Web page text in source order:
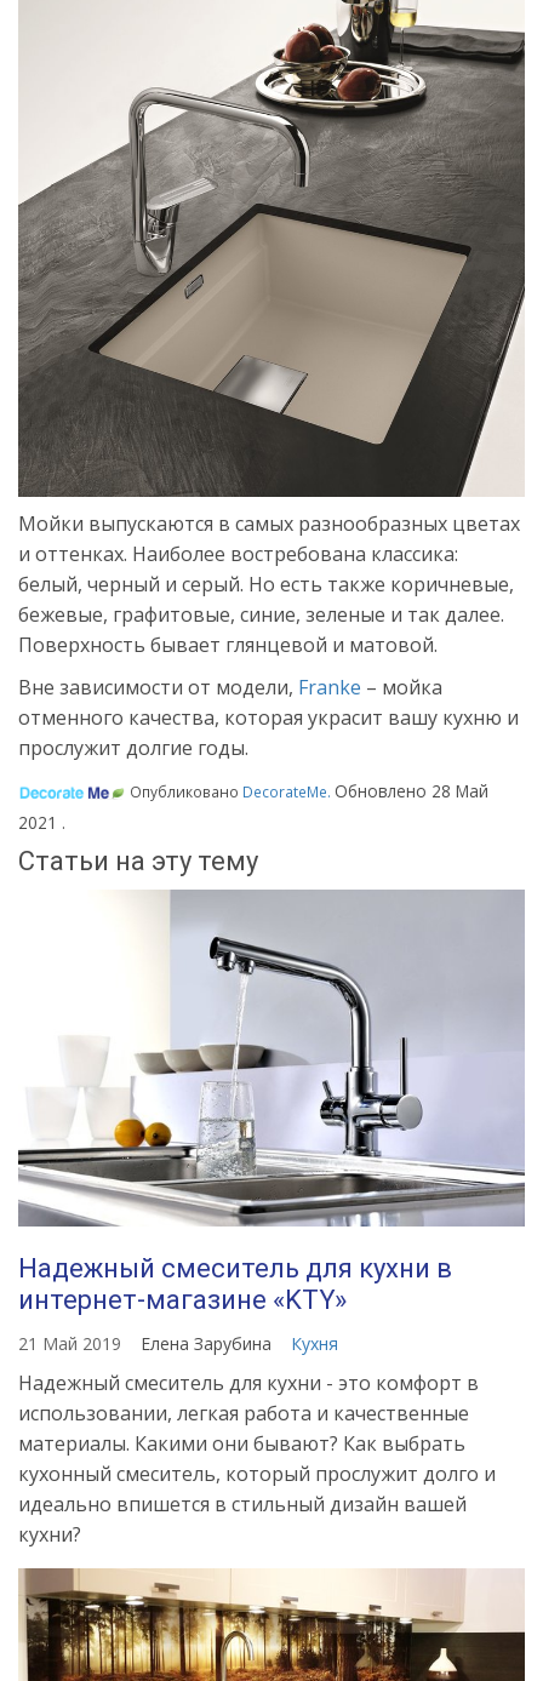
Мойки выпускаются в самых разнообразных цветах
и оттенках. Наиболее востребована классика:
белый, черный и серый. Но есть также коричневые,
бежевые, графитовые, синие, зеленые и так далее.
Поверхность бывает глянцевой и матовой.
Вне зависимости от модели, Franke – мойка
отменного качества, которая украсит вашу кухню и
прослужит долгие годы.
Опубликовано DecorateMe. Обновлено 28 Май
2021 .
Статьи на эту тему
Надежный смеситель для кухни в
интернет-магазине «KTY»
21 Май 2019 Елена Зарубина Кухня
Надежный смеситель для кухни - это комфорт в
использовании, легкая работа и качественные
материалы. Какими они бывают? Как выбрать
кухонный смеситель, который прослужит долго и
идеально впишется в стильный дизайн вашей
кухни?